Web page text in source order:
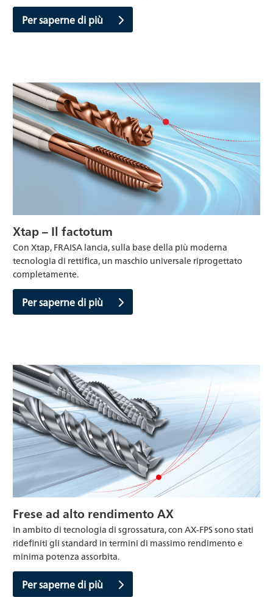
Per saperne di più
Xtap – Il factotum
Con Xtap, FRAISA lancia, sulla base della più moderna
tecnologia di rettifica, un maschio universale riprogettato
completamente.
Per saperne di più
Frese ad alto rendimento AX
In ambito di tecnologia di sgrossatura, con AX-FPS sono stati
ridefiniti gli standard in termini di massimo rendimento e
minima potenza assorbita.
Per saperne di più